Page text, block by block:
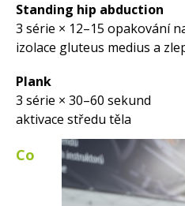
Standing hip abduction
3 série × 12–15 opakování
izolace gluteus medius a
Plank
3 série × 30–60 sekund
aktivace středu těla
Co